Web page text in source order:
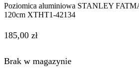
Poziomica aluminiowa STANLEY
120cm XTHT1-42134
185,00 zł
Brak w magazynie